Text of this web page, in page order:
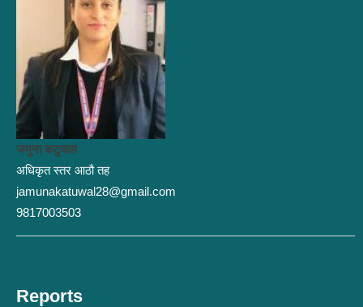
जमुना कटुवाल
अधिकृत स्तर आठौ तह
jamunakatuwal28@gmail.com
9817003503
Reports